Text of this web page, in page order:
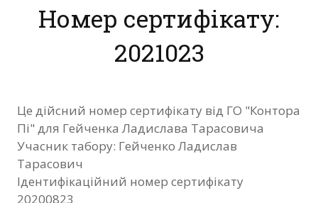
Матеріали
Нас підтримують
Фотозвіт
Номер сертифікату:
2021023
Це дійсний номер сертифікату від ГО "Контора
Пі" для Гейченка Ладислава Тарасовича
Учасник табору: Гейченко Ладислав
Тарасович
Ідентифікаційний номер сертифікату
20200823